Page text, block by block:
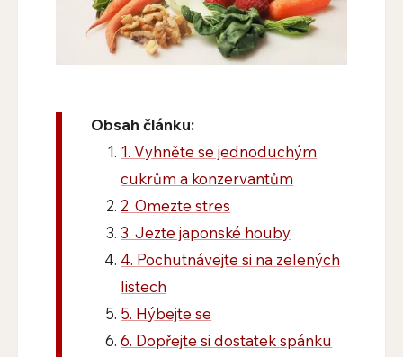
Obsah článku:
1. Vyhněte se jednoduchým
cukrům a konzervantům
2. Omezte stres
3. Jezte japonské houby
4. Pochutnávejte si na zelených
listech
5. Hýbejte se
6. Dopřejte si dostatek spánku